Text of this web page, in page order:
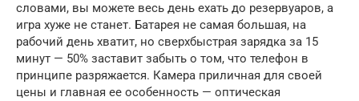
словами, вы можете весь день ехать до резервуаров, а
игра хуже не станет. Батарея не самая большая, на
рабочий день хватит, но сверхбыстрая зарядка за 15
минут — 50% заставит забыть о том, что телефон в
принципе разряжается. Камера приличная для своей
цены и главная ее особенность — оптическая